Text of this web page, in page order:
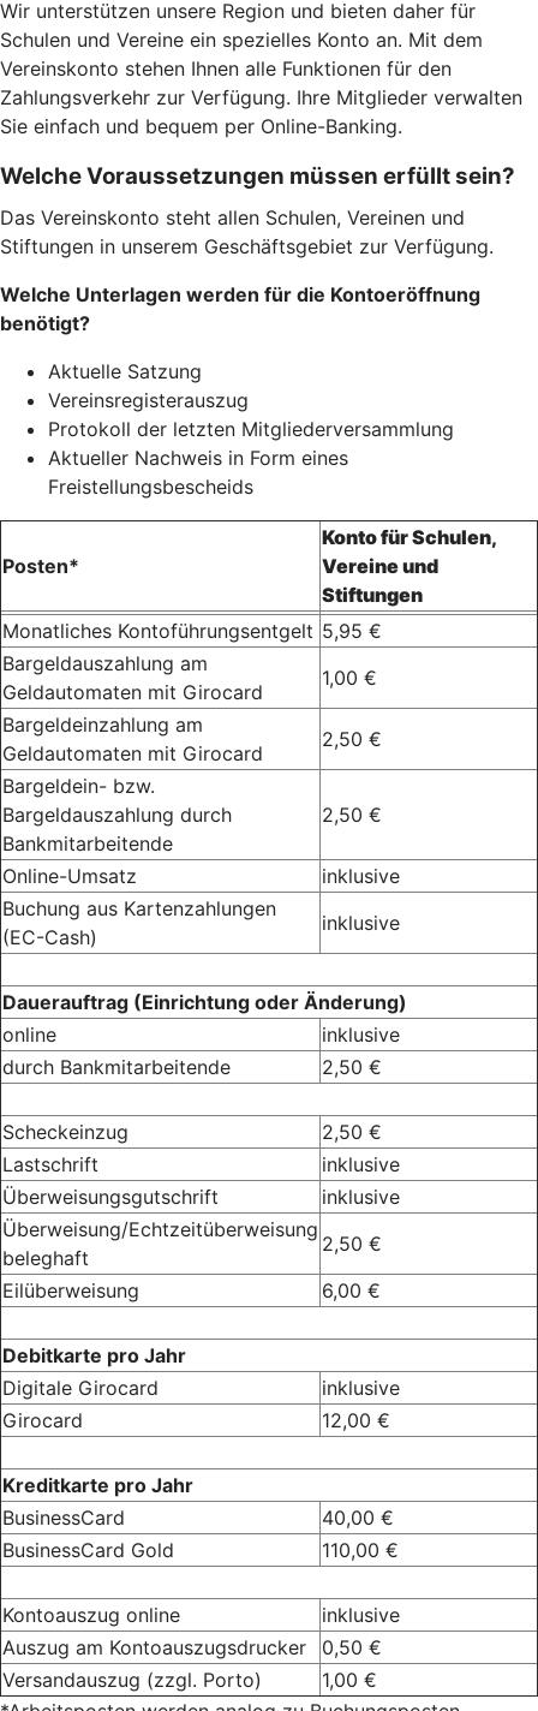
Wir unterstützen unsere Region und bieten daher für
Schulen und Vereine ein spezielles Konto an. Mit dem
Vereinskonto stehen Ihnen alle Funktionen für den
Zahlungsverkehr zur Verfügung. Ihre Mitglieder verwalten
Sie einfach und bequem per Online-Banking.
Welche Voraussetzungen müssen erfüllt sein?
Das Vereinskonto steht allen Schulen, Vereinen und
Stiftungen in unserem Geschäftsgebiet zur Verfügung.
Welche Unterlagen werden für die Kontoeröffnung
benötigt?
Aktuelle Satzung
Vereinsregisterauszug
Protokoll der letzten Mitgliederversammlung
Aktueller Nachweis in Form eines
Freistellungsbescheids
Posten*
Konto für Schulen,
Vereine und
Stiftungen
Monatliches Kontoführungsentgelt 5,95 €
Bargeldauszahlung am
Geldautomaten mit Girocard
1,00 €
Bargeldeinzahlung am
Geldautomaten mit Girocard
2,50 €
Bargeldein- bzw.
Bargeldauszahlung durch
Bankmitarbeitende
2,50 €
Online-Umsatz
inklusive
Buchung aus Kartenzahlungen
(EC-Cash)
inklusive
Dauerauftrag (Einrichtung oder Änderung)
online
inklusive
durch Bankmitarbeitende
2,50 €
Scheckeinzug
2,50 €
Lastschrift
inklusive
Überweisungsgutschrift
inklusive
Überweisung/Echtzeitüberweisung
beleghaft
2,50 €
Eilüberweisung
6,00 €
Debitkarte pro Jahr
Digitale Girocard
inklusive
Girocard
12,00 €
Kreditkarte pro Jahr
BusinessCard
40,00 €
BusinessCard Gold
110,00 €
Kontoauszug online
inklusive
Auszug am Kontoauszugsdrucker
0,50 €
Versandauszug (zzgl. Porto)
1,00 €